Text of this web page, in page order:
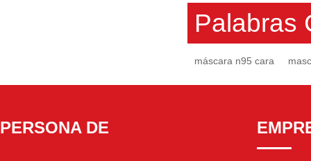
Palabras
máscara n95 cara
PERSONA DE